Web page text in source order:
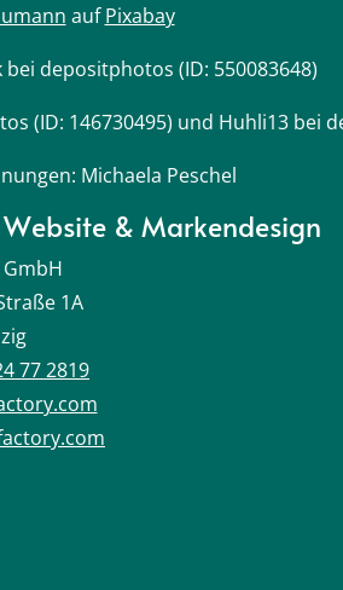
aufPixabay
depositphotos (ID: 550083648)
(ID: 146730495) und Huhli13 bei
Michaela Peschel
& Markendesign
GmbH
1A
77 2819